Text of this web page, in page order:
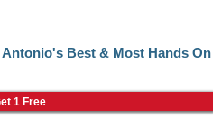
Best & Most Hands On
1 Free